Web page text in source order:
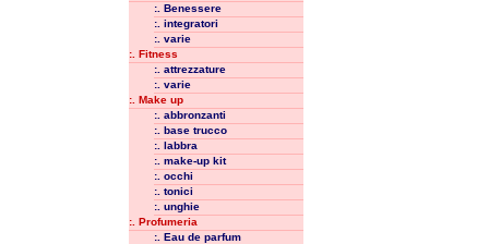
:. Benessere
:. integratori
:. varie
:. Fitness
:. attrezzature
:. varie
:. Make up
:. abbronzanti
:. base trucco
:. labbra
:. make-up kit
:. occhi
:. tonici
:. unghie
:. Profumeria
:. Eau de parfum